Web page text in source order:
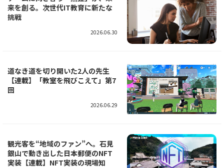
来を創る。次世代IT教育に新たな
挑戦
2026.06.30
道なき道を切り開いた2人の先生
【連載】「教室を飛びこえて」第7
回
2026.06.29
観光客を“地域のファン”へ。石見
銀山で動き出した日本郵便のNFT
実装【連載】NFT実装の現場知